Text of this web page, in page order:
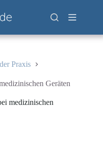
Praxis
Geräten
medizinischen